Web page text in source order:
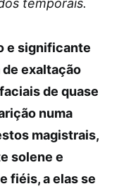
temporais.
e significante
exaltação
de quase
numa
magistrais,
solene e
fiéis, a elas se